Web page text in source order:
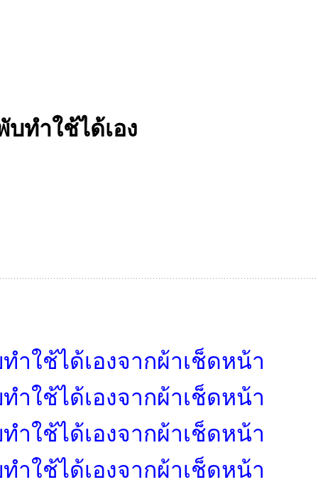
ทำใช้ได้เอง